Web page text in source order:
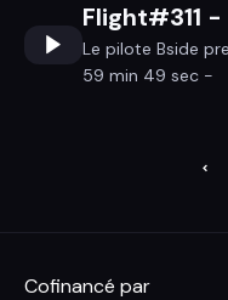
Flight#311
Le pilote Bside
59 min 49 sec -
Cofinancé par